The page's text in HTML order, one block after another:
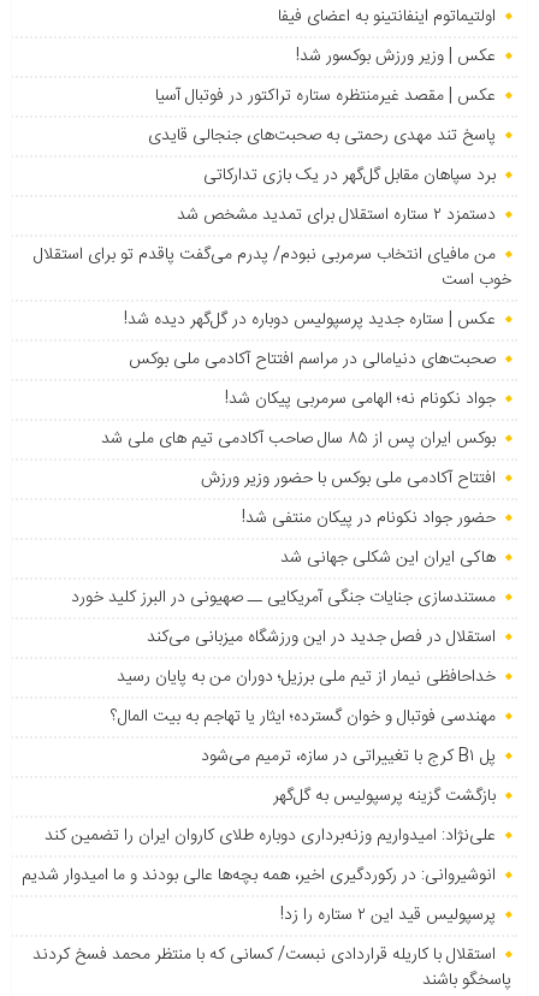
اولتیماتوم اینفانتینو به اعضای فیفا
عکس | وزیر ورزش بوکسور شد!
عکس | مقصد غیرمنتظره ستاره تراکتور در فوتبال آسیا
پاسخ تند مهدی رحمتی به صحبت‌های جنجالی قایدی
برد سپاهان مقابل گل‌گهر در یک بازی تدارکاتی
دستمزد ۲ ستاره استقلال برای تمدید مشخص شد
من مافیای انتخاب سرمربی نبودم/ پدرم می‌گفت پاقدم تو برای استقلال
خوب است
عکس | ستاره جدید پرسپولیس دوباره در گل‌گهر دیده شد!
صحبت‌های دنیامالی در مراسم افتتاح آکادمی ملی بوکس
جواد نکونام نه؛ الهامی سرمربی پیکان شد!
بوکس ایران پس از ۸۵ سال صاحب آکادمی تیم های ملی شد
افتتاح آکادمی ملی بوکس با حضور وزیر ورزش
حضور جواد نکونام در پیکان منتفی شد!
هاکی ایران این شکلی جهانی شد
مستندسازی جنایات جنگی آمریکایی ــ صهیونی در البرز کلید خورد
استقلال در فصل جدید در این ورزشگاه میزبانی می‌کند
خداحافظی نیمار از تیم ملی برزیل؛ دوران من به پایان رسید
مهندسی فوتبال و خوان گسترده؛ ایثار یا تهاجم به بیت المال؟
پل B۱ کرج با تغییراتی در سازه، ترمیم می‌شود
بازگشت گزینه پرسپولیس به ‌گل‌گهر
علی‌نژاد: امیدواریم وزنه‌برداری دوباره طلای کاروان ایران را تضمین کند
انوشیروانی: در رکوردگیری اخیر، همه بچه‌ها عالی بودند و ما امیدوار شدیم
پرسپولیس قید این ۲ ستاره را زد!
استقلال با کاریله قراردادی نبست/ کسانی که با منتظر محمد فسخ کردند
پاسخگو باشند